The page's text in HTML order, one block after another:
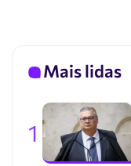
Mais lidas
1